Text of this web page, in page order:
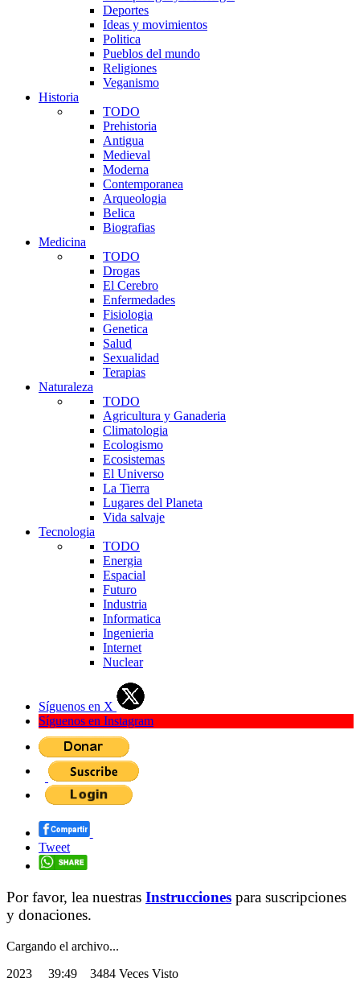
Deportes
Ideas y movimientos
Politica
Pueblos del mundo
Religiones
Veganismo
Historia
TODO
Prehistoria
Antigua
Medieval
Moderna
Contemporanea
Arqueologia
Belica
Biografias
Medicina
TODO
Drogas
El Cerebro
Enfermedades
Fisiologia
Genetica
Salud
Sexualidad
Terapias
Naturaleza
TODO
Agricultura y Ganaderia
Climatologia
Ecologismo
Ecosistemas
El Universo
La Tierra
Lugares del Planeta
Vida salvaje
Tecnologia
TODO
Energia
Espacial
Futuro
Industria
Informatica
Ingenieria
Internet
Nuclear
Síguenos en X
Síguenos en Instagram
Tweet
Por favor, lea nuestras Instrucciones para suscripciones
y donaciones.
Cargando el archivo...
2023 39:49 3484 Veces Visto